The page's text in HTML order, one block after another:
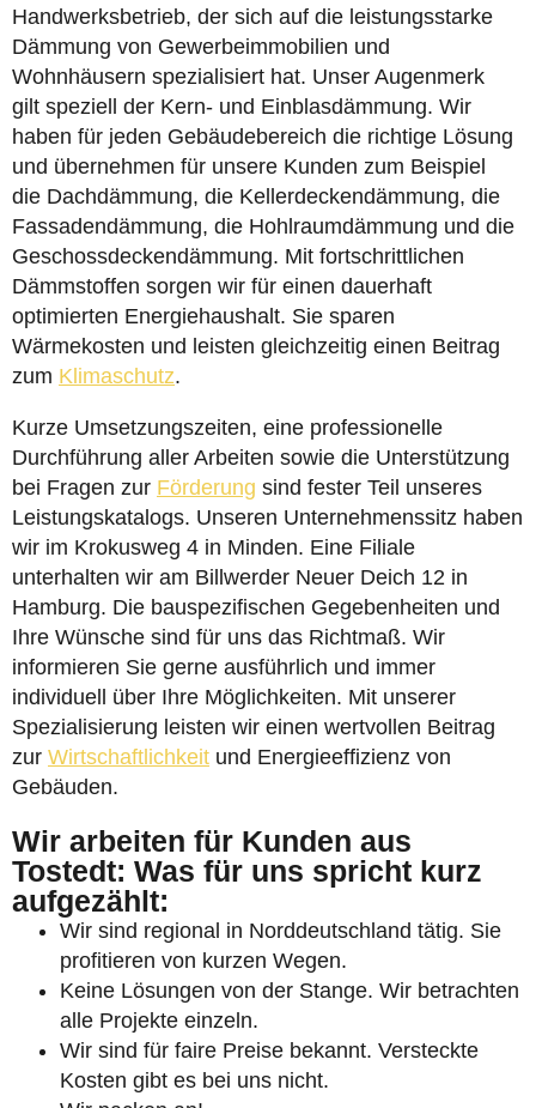
Handwerksbetrieb, der sich auf die leistungsstarke
Dämmung von Gewerbeimmobilien und
Wohnhäusern spezialisiert hat. Unser Augenmerk
gilt speziell der Kern- und Einblasdämmung. Wir
haben für jeden Gebäudebereich die richtige Lösung
und übernehmen für unsere Kunden zum Beispiel
die Dachdämmung, die Kellerdeckendämmung, die
Fassadendämmung, die Hohlraumdämmung und die
Geschossdeckendämmung. Mit fortschrittlichen
Dämmstoffen sorgen wir für einen dauerhaft
optimierten Energiehaushalt. Sie sparen
Wärmekosten und leisten gleichzeitig einen Beitrag
zum Klimaschutz.
Kurze Umsetzungszeiten, eine professionelle
Durchführung aller Arbeiten sowie die Unterstützung
bei Fragen zur Förderung sind fester Teil unseres
Leistungskatalogs. Unseren Unternehmenssitz haben
wir im Krokusweg 4 in Minden. Eine Filiale
unterhalten wir am Billwerder Neuer Deich 12 in
Hamburg. Die bauspezifischen Gegebenheiten und
Ihre Wünsche sind für uns das Richtmaß. Wir
informieren Sie gerne ausführlich und immer
individuell über Ihre Möglichkeiten. Mit unserer
Spezialisierung leisten wir einen wertvollen Beitrag
zur Wirtschaftlichkeit und Energieeffizienz von
Gebäuden.
Wir arbeiten für Kunden aus
Tostedt: Was für uns spricht kurz
aufgezählt:
Wir sind regional in Norddeutschland tätig. Sie
profitieren von kurzen Wegen.
Keine Lösungen von der Stange. Wir betrachten
alle Projekte einzeln.
Wir sind für faire Preise bekannt. Versteckte
Kosten gibt es bei uns nicht.